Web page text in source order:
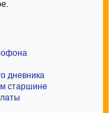
дневника
старшине